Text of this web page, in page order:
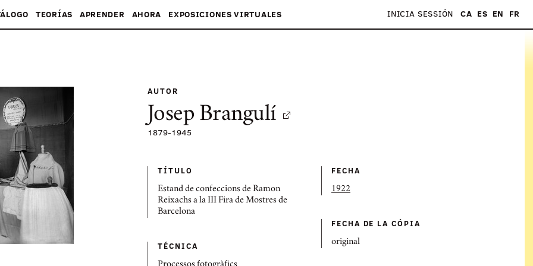
TEORÍAS APRENDER AHORA EXPOSICIONES VIRTUALES INICIA SESSIÓN CA ES EN FR
AUTOR
Josep Brangulí
1879-1945
TÍTULO
Estand de confeccions de Ramon
Reixachs a la III Fira de Mostres de
Barcelona
FECHA
1922
FECHA DE LA CÓPIA
original
TÉCNICA